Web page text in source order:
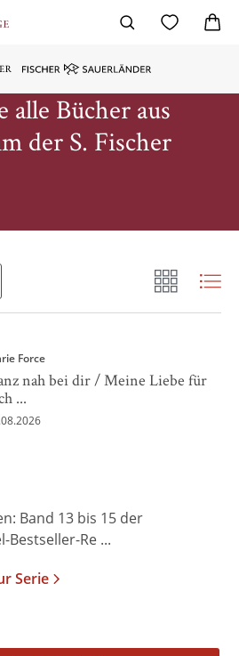
alle Bücher aus
der S. Fischer
Force
nah bei dir / Meine Liebe für
dich ...
Band 13 bis 15 der
Bestseller-Re ...
Serie